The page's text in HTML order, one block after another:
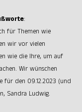
:
für Themen wie
wir vor vielen
wie die Ihre, um auf
Wir wünschen
für den 09.12.2023 (und
Sandra Ludwig.